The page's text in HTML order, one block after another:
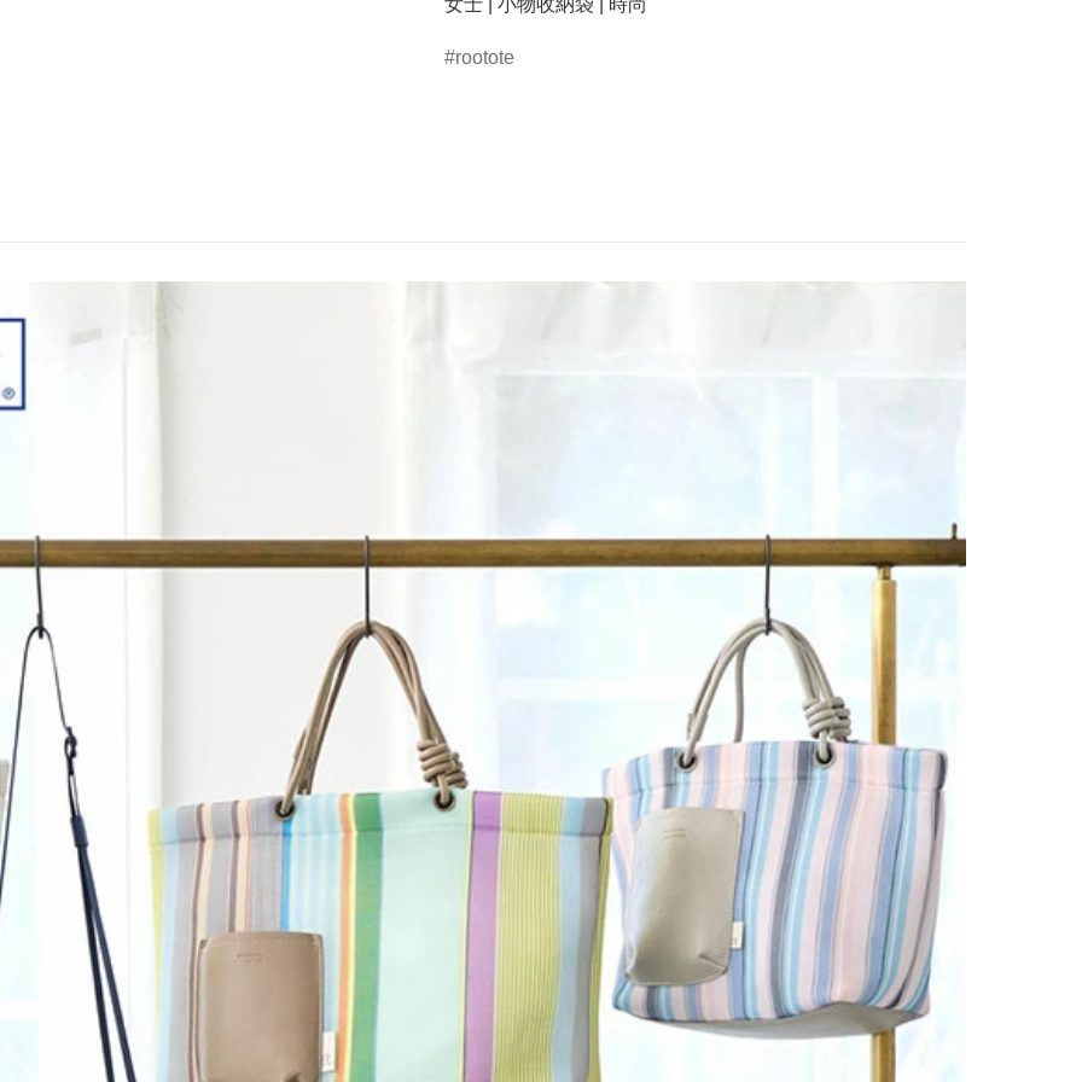
女士 | 小物收納袋 | 時尚
rootote